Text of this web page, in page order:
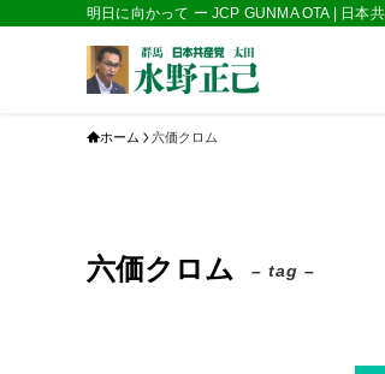
明日に向かって ー JCP GUNMA OTA | 日
ホーム 六価クロム
六価クロム – tag –